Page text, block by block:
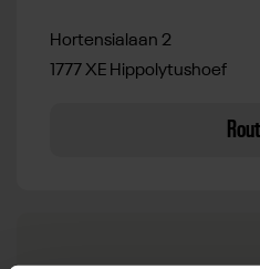
Hortensialaan 2
1777 XE Hippolytushoef